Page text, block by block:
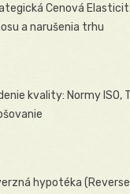
Cenová
a narušenia trhu
kvality: Normy ISO,
hypotéka